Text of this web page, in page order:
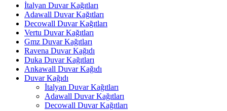
İtalyan Duvar Kağıtları
Adawall Duvar Kağıtları
Decowall Duvar Kağıtları
Vertu Duvar Kağıtları
Gmz Duvar Kağıtları
Ravena Duvar Kağıdı
Duka Duvar Kağıtları
Ankawall Duvar Kağıdı
Duvar Kağıdı
İtalyan Duvar Kağıtları
Adawall Duvar Kağıtları
Decowall Duvar Kağıtları